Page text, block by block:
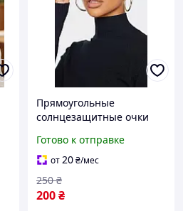
Прямоугольные
солнцезащитные очки
Accessories черные (7045)
Готово к отправке
от20₴/мес
200₴
250 ₴